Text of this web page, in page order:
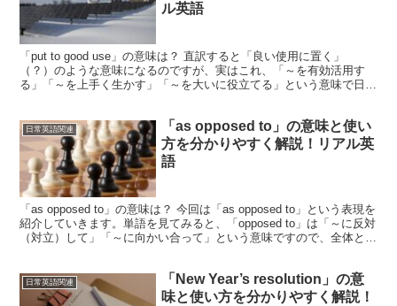
ル英語
「put to good use」の意味は？ 直訳すると「良い使用に置く」
（？）のような意味になるのですが、実はこれ、「～を有効活用す
る」「～を上手く生かす」「～を大いに役立てる」という意味で日常
日常英語関連
「as opposed to」の意味と使い
方を分かりやすく解説！リアル英
語
「as opposed to」の意味は？ 今回は「as opposed to」という表現を
紹介していきます。単語を見てみると、「opposed to」は「～に反対
（対立）して」「～に向かい合って」という意味ですので、全体とし
日常英語関連
「New Year’s resolution」の意
味と使い方を分かりやすく解説！